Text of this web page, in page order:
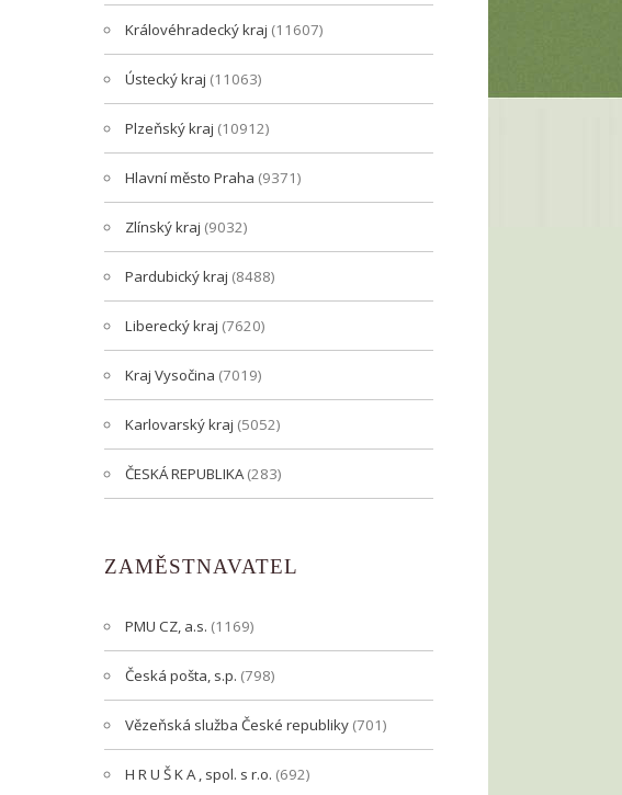
Královéhradecký kraj (11607)
Ústecký kraj (11063)
Plzeňský kraj (10912)
Hlavní město Praha (9371)
Zlínský kraj (9032)
Pardubický kraj (8488)
Liberecký kraj (7620)
Kraj Vysočina (7019)
Karlovarský kraj (5052)
ČESKÁ REPUBLIKA(283)
ZAMĚSTNAVATEL
PMU CZ, a.s. (1169)
Česká pošta, s.p. (798)
Vězeňská služba České republiky (701)
H R U Š K A , spol. s r.o. (692)